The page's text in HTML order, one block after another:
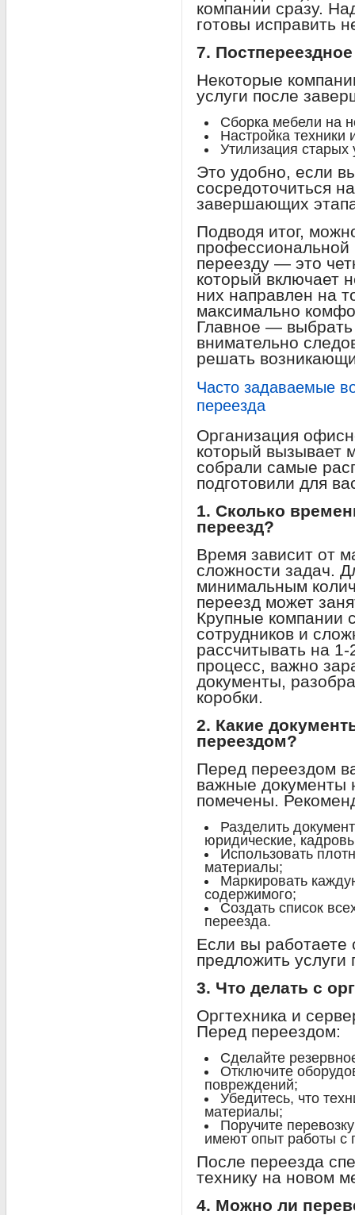
компании сразу.
готовы исправить
7.
Некоторые
услуги после
Сборка мебели на
Настройка техники
Утилизация
Это удобно, если
сосредоточиться
завершающих
Подводя итог,
переезду — это
который включает
них направлен на
максимально
Главное — выбрать
внимательно
решать
Часто задаваемые
переезда
Организация
который вызывает
собрали самые
подготовили для
1. Сколько
переезд?
Время зависит от
сложности задач.
минимальным
переезд может
Крупные компании
сотрудников и
рассчитывать на
процесс, важно
документы,
коробки.
2. Какие
переездом?
Перед переездом
важные документы
помечены.
Разделить
юридические,
Использовать
материалы;
Маркировать
содержимого;
Создать список
переезда.
Если вы работаете
предложить услуги
3. Что делать с
Оргтехника и
Перед переездом:
Сделайте
Отключите
повреждений;
Убедитесь, что
материалы;
Поручите
имеют опыт работы с
После переезда
технику на новом
4. Можно ли